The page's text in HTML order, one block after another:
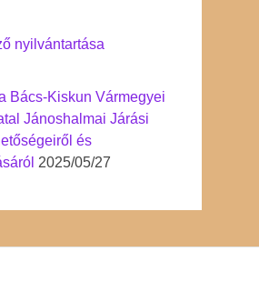
nyilvántartása
Bács-Kiskun Vármegyei
Jánoshalmai Járási
és
2025/05/27